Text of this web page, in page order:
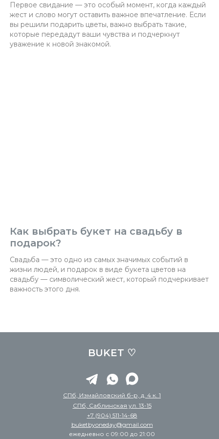
Первое свидание — это особый момент, когда каждый
жест и слово могут оставить важное впечатление. Если
вы решили подарить цветы, важно выбрать такие,
которые передадут ваши чувства и подчеркнут
уважение к новой знакомой.
Как выбрать букет на свадьбу в
подарок?
Свадьба — это одно из самых значимых событий в
жизни людей, и подарок в виде букета цветов на
свадьбу — символический жест, который подчеркивает
важность этого дня.
BUKET ♡
+7 (904) 511-14-68
buketbyoneday@gmail.com
ежедневно с 09:00 до 21:00
СПб, Измайловский б-р, д. 4 к. 1
СПб, Саблинская ул. 13-15